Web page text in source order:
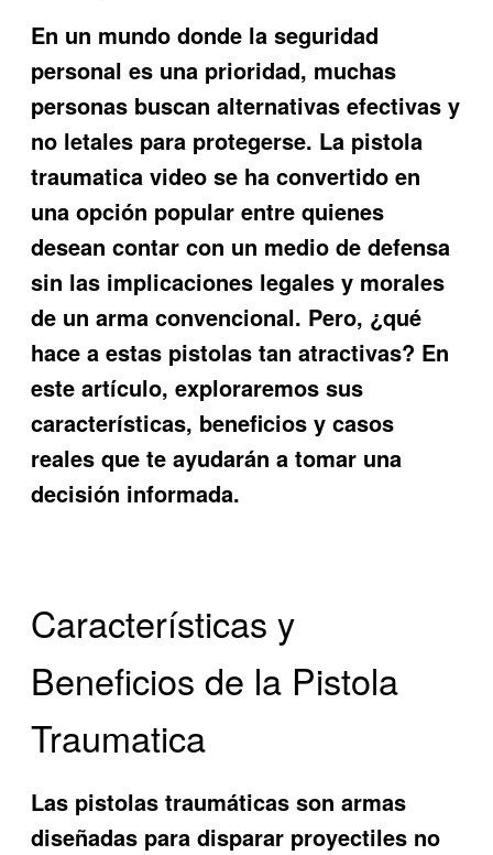
En un mundo donde la seguridad
personal es una prioridad, muchas
personas buscan alternativas efectivas y
no letales para protegerse. La pistola
traumatica video se ha convertido en
una opción popular entre quienes
desean contar con un medio de defensa
sin las implicaciones legales y morales
de un arma convencional. Pero, ¿qué
hace a estas pistolas tan atractivas? En
este artículo, exploraremos sus
características, beneficios y casos
reales que te ayudarán a tomar una
decisión informada.
Características y
Beneficios de la Pistola
Traumatica
Las pistolas traumáticas son armas
diseñadas para disparar proyectiles no